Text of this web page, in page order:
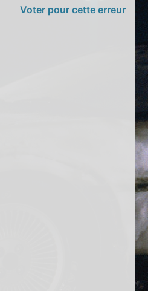
Voter pour cette erreur